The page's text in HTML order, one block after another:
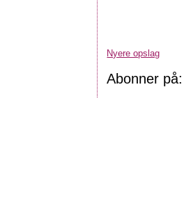
Nyere opslag
Abonner